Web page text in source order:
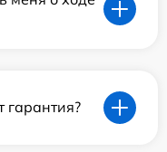
гарантия?